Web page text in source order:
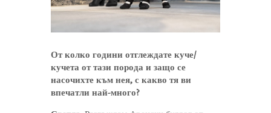
От колко години отглеждате куче/
кучета от тази порода и защо се
насочихте към нея, с какво тя ви
впечатли най-много?